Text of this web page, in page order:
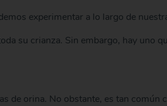
experimentar a lo largo de
su crianza. Sin embargo, hay uno
de orina. No obstante, es tan común